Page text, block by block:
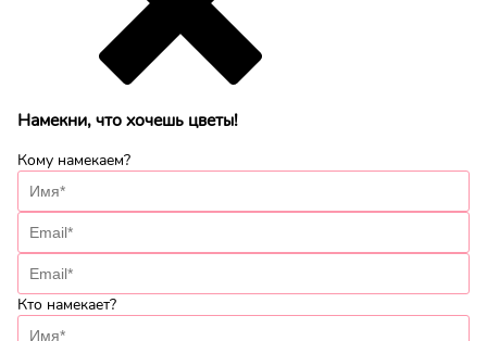
Намекни, что хочешь цветы!
Кому намекаем?
Кто намекает?